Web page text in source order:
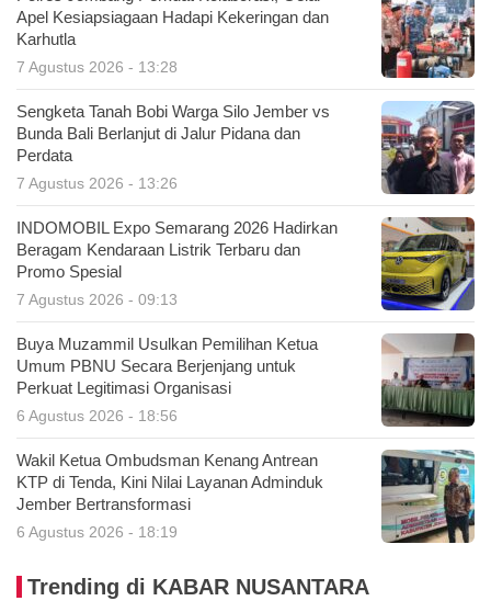
Apel Kesiapsiagaan Hadapi Kekeringan dan
Karhutla
7 Agustus 2026 - 13:28
Sengketa Tanah Bobi Warga Silo Jember vs
Bunda Bali Berlanjut di Jalur Pidana dan
Perdata
7 Agustus 2026 - 13:26
INDOMOBIL Expo Semarang 2026 Hadirkan
Beragam Kendaraan Listrik Terbaru dan
Promo Spesial
7 Agustus 2026 - 09:13
Buya Muzammil Usulkan Pemilihan Ketua
Umum PBNU Secara Berjenjang untuk
Perkuat Legitimasi Organisasi
6 Agustus 2026 - 18:56
Wakil Ketua Ombudsman Kenang Antrean
KTP di Tenda, Kini Nilai Layanan Adminduk
Jember Bertransformasi
6 Agustus 2026 - 18:19
Trending di KABAR NUSANTARA